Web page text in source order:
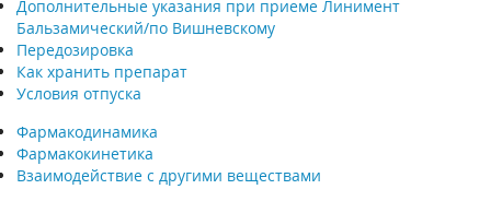
Дополнительные указания при приеме Линимент
Бальзамический/по Вишневскому
Передозировка
Как хранить препарат
Условия отпуска
Фармакодинамика
Фармакокинетика
Взаимодействие с другими веществами